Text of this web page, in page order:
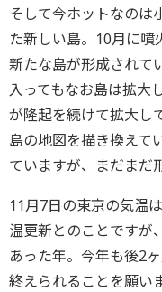
そして今ホットなのは
た新しい島。10月に噴
新たな島が形成されて
入ってもなお島は拡大
が隆起を続けて拡大し
島の地図を描き換えて
ていますが、まだまだ
11月7日の東京の気温
温更新とのことですが
あった年。今年も後2
終えられることを願いま